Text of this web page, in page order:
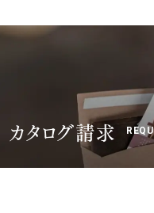
カタログ請求